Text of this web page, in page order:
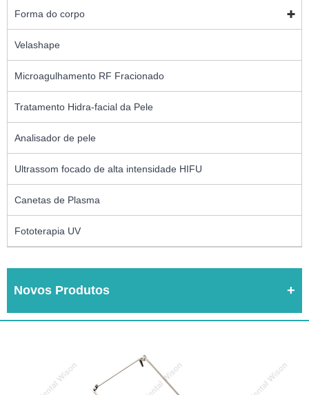
Forma do corpo
Velashape
Microagulhamento RF Fracionado
Tratamento Hidra-facial da Pele
Analisador de pele
Ultrassom focado de alta intensidade HIFU
Canetas de Plasma
Fototerapia UV
Novos Produtos